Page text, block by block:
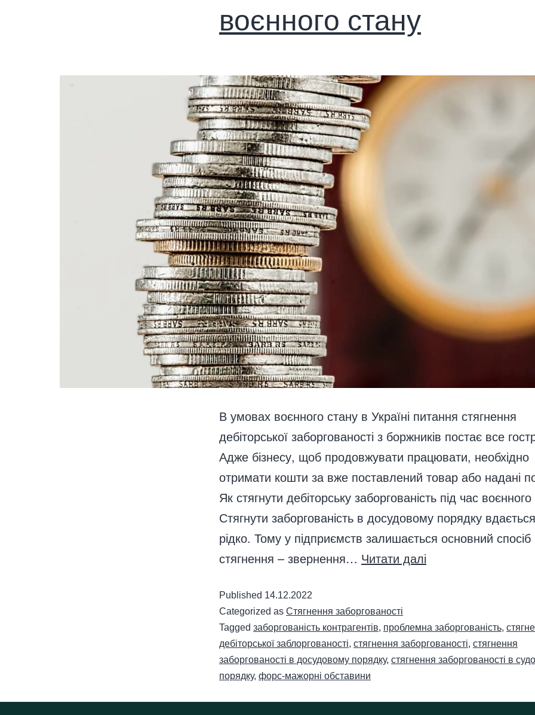
воєнного стану
В умовах воєнного стану в Україні питання стягнення
дебіторської заборгованості з боржників постає все
Адже бізнесу, щоб продовжувати працювати, необхідно
отримати кошти за вже поставлений товар або надані
Як стягнути дебіторську заборгованість під час
Стягнути заборгованість в досудовому порядку
рідко. Тому у підприємств залишається основний спосіб
стягнення – звернення… Читати далі
Published 14.12.2022
Categorized as Стягнення заборгованості
Tagged заборгованість контрагентів, проблемна заборгованість,
дебіторської заблоргованості, стягнення заборгованості, стягнення
заборгованості в досудовому порядку, стягнення заборгованості в
порядку, форс-мажорні обставини